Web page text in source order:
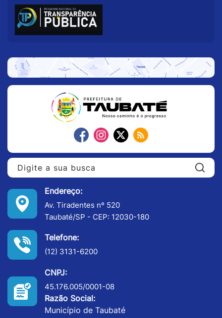
Endereço:
Av. Tiradentes nº 520
Taubaté/SP - CEP: 12030-180
Telefone:
(12) 3131-6200
CNPJ:
45.176.005/0001-08
Razão Social:
Município de Taubaté